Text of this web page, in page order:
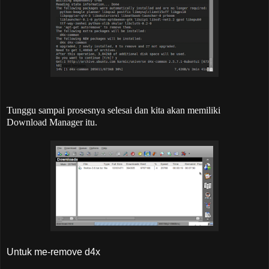
Tunggu sampai prosesnya selesai dan kita akan memiliki
Download Manager itu.
Untuk me-remove d4x